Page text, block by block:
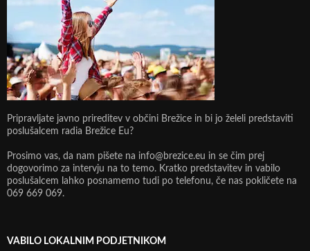
Pripravljate javno prireditev v občini Brežice in bi jo želeli predstaviti
poslušalcem radia Brežice Eu?
Prosimo vas, da nam pišete na info@brezice.eu in se čim prej
dogovorimo za intervju na to temo. Kratko predstavitev in vabilo
poslušalcem lahko posnamemo tudi po telefonu, če nas pokličete na
069 669 069.
VABILO LOKALNIM PODJETNIKOM